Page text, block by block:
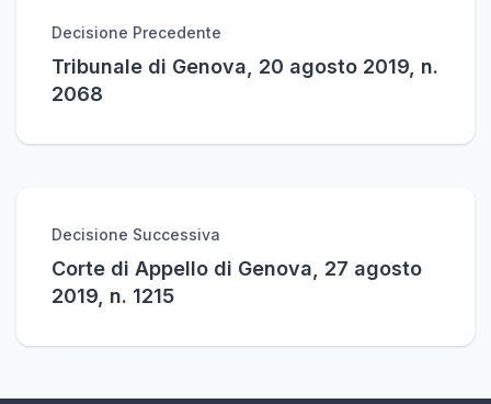
Decisione Precedente
Tribunale di Genova, 20 agosto 2019, n.
2068
Decisione Successiva
Corte di Appello di Genova, 27 agosto
2019, n. 1215